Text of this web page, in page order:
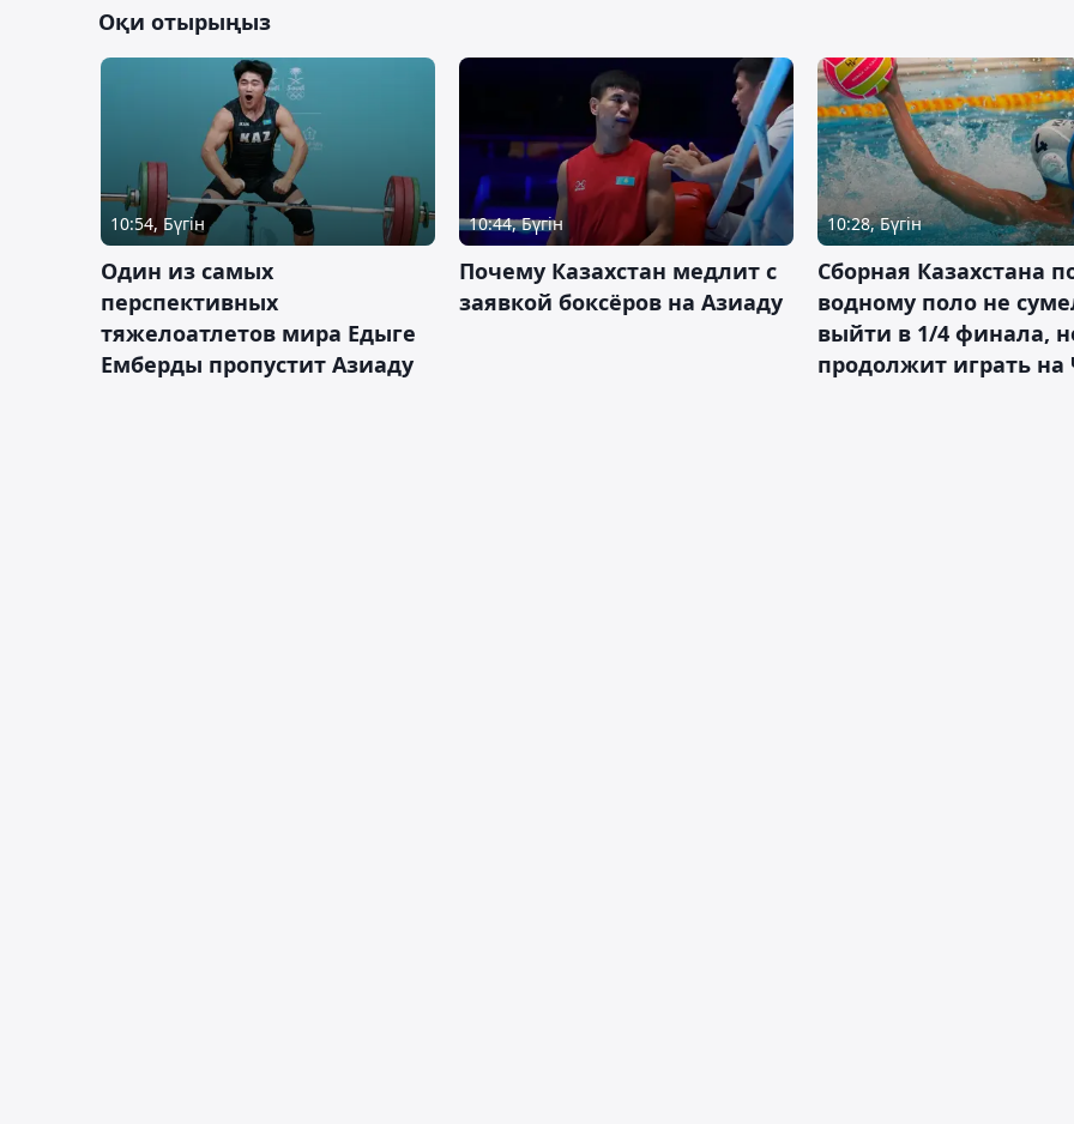
Оқи отырыңыз
10:54, Бүгін
Один из самых
перспективных
тяжелоатлетов мира Едыге
Емберды пропустит Азиаду
10:44, Бүгін
Почему Казахстан медлит с
заявкой боксёров на Азиаду
10:28, Бүгін
Сборная Казахстана
водному поло не
выйти в 1/4 финала,
продолжит играть